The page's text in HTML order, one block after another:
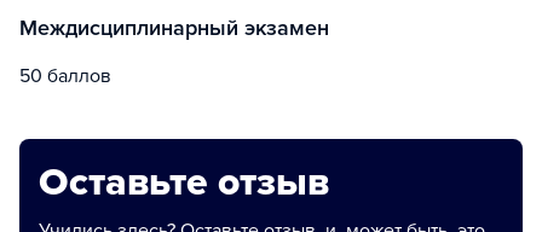
Междисциплинарный экзамен
50 баллов
Оставьте отзыв